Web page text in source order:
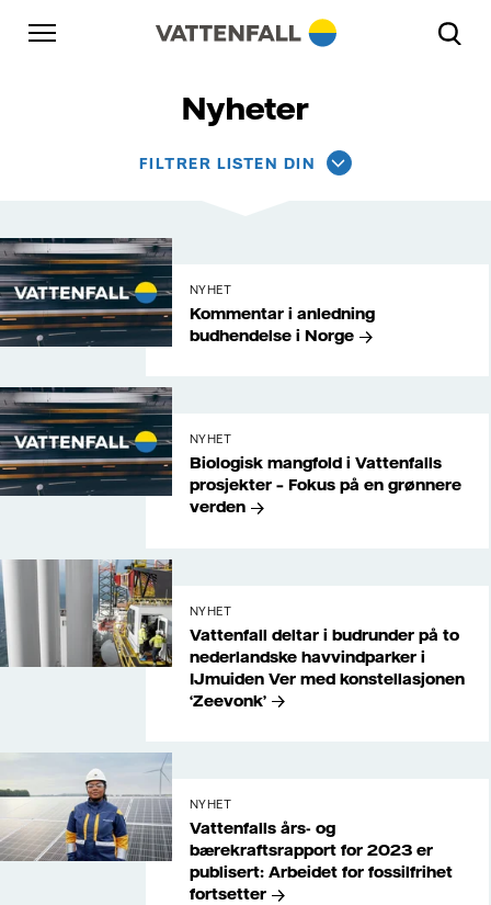
Hopp til innholdet
Gå til hovednavigasjonen
Gå til bunnteksten
Nyheter
FILTRER LISTEN DIN
filtre:
NYHET
Kommentar i anledning
budhendelse i Norge
NYHET
Biologisk mangfold i Vattenfalls
prosjekter – Fokus på en grønnere
verden
NYHET
Vattenfall deltar i budrunder på to
nederlandske havvindparker i
IJmuiden Ver med konstellasjonen
‘Zeevonk’
NYHET
Vattenfalls års- og
bærekraftsrapport for 2023 er
publisert: Arbeidet for fossilfrihet
fortsetter
Gå til hovednavigasjonen